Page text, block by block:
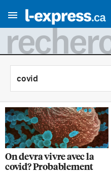
On devra vivre avec la
covid? Probablement